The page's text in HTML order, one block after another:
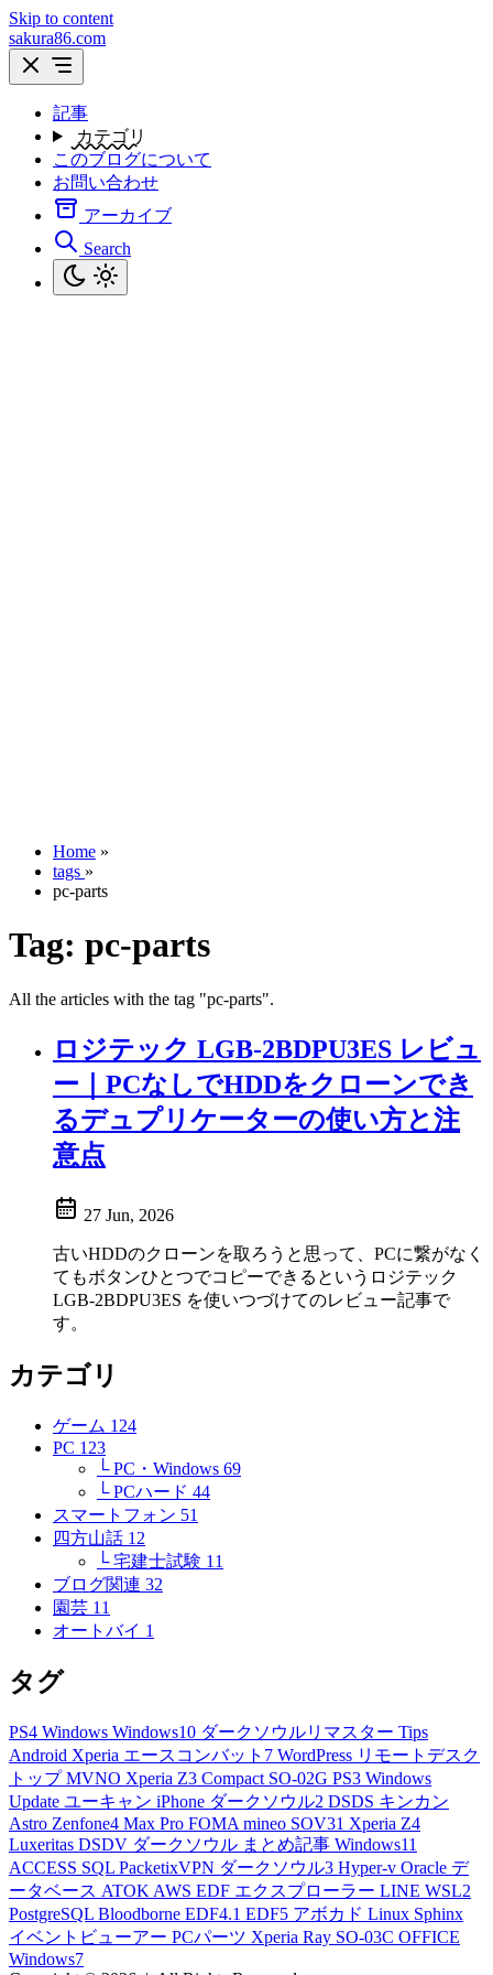
Skip to content
sakura86.com
記事
カテゴリ
このブログについて
お問い合わせ
アーカイブ
Search
Home »
tags »
pc-parts
Tag: pc-parts
All the articles with the tag "pc-parts".
ロジテック LGB-2BDPU3ES レビュ
ー｜PCなしでHDDをクローンでき
るデュプリケーターの使い方と注
意点
27 Jun, 2026
古いHDDのクローンを取ろうと思って、PCに繋がなく
てもボタンひとつでコピーできるというロジテック
LGB-2BDPU3ES を使いつづけてのレビュー記事で
す。
カテゴリ
ゲーム 124
PC 123
└ PC・Windows 69
└ PCハード 44
スマートフォン 51
四方山話 12
└ 宅建士試験 11
ブログ関連 32
園芸 11
オートバイ 1
タグ
PS4 Windows Windows10 ダークソウルリマスター Tips
Android Xperia エースコンバット7 WordPress リモートデスク
トップMVNO Xperia Z3 Compact SO-02G PS3 Windows
Update ユーキャン iPhone ダークソウル2 DSDS キンカン
Astro Zenfone4 Max Pro FOMA mineo SOV31 Xperia Z4
Luxeritas DSDV ダークソウル まとめ記事 Windows11
ACCESS SQL PacketixVPN ダークソウル3 Hyper-v Oracle デ
ータベース ATOK AWS EDF エクスプローラー LINE WSL2
PostgreSQL Bloodborne EDF4.1 EDF5 アボカド Linux Sphinx
イベントビューアー PCパーツ Xperia Ray SO-03C OFFICE
Windows7